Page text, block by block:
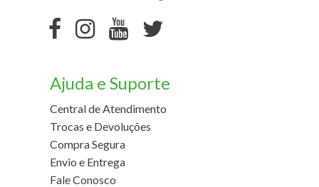
Ajuda e Suporte
Central de Atendimento
Trocas e Devoluções
Compra Segura
Envio e Entrega
Fale Conosco